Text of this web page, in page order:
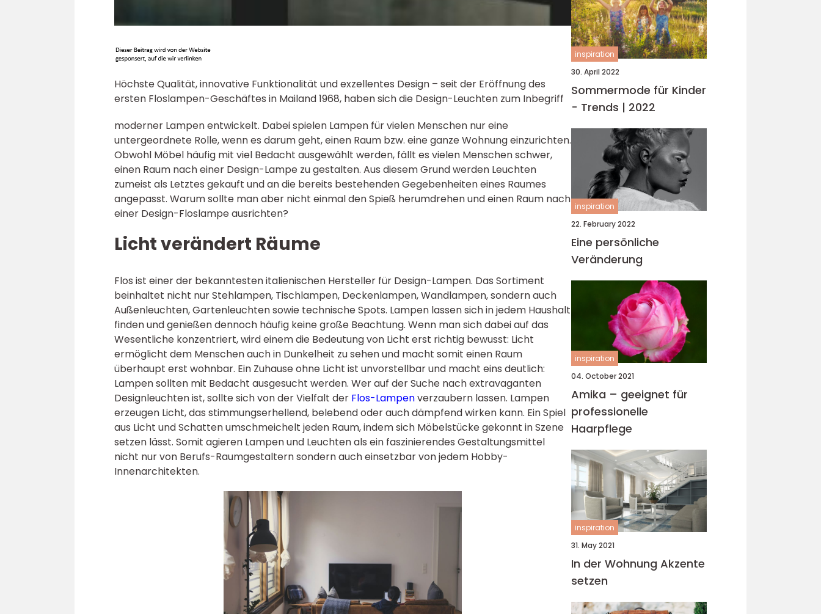
Höchste Qualität, innovative Funktionalität und exzellentes Design – seit der Eröffnung des
ersten Floslampen-Geschäftes in Mailand 1968, haben sich die Design-Leuchten zum Inbegriff
moderner Lampen entwickelt. Dabei spielen Lampen für vielen Menschen nur eine
untergeordnete Rolle, wenn es darum geht, einen Raum bzw. eine ganze Wohnung einzurichten.
Obwohl Möbel häufig mit viel Bedacht ausgewählt werden, fällt es vielen Menschen schwer,
einen Raum nach einer Design-Lampe zu gestalten. Aus diesem Grund werden Leuchten
zumeist als Letztes gekauft und an die bereits bestehenden Gegebenheiten eines Raumes
angepasst. Warum sollte man aber nicht einmal den Spieß herumdrehen und einen Raum nach
einer Design-Floslampe ausrichten?
Licht verändert Räume
Flos ist einer der bekanntesten italienischen Hersteller für Design-Lampen. Das Sortiment
beinhaltet nicht nur Stehlampen, Tischlampen, Deckenlampen, Wandlampen, sondern auch
Außenleuchten, Gartenleuchten sowie technische Spots. Lampen lassen sich in jedem Haushalt
finden und genießen dennoch häufig keine große Beachtung. Wenn man sich dabei auf das
Wesentliche konzentriert, wird einem die Bedeutung von Licht erst richtig bewusst: Licht
ermöglicht dem Menschen auch in Dunkelheit zu sehen und macht somit einen Raum
überhaupt erst wohnbar. Ein Zuhause ohne Licht ist unvorstellbar und macht eins deutlich:
Lampen sollten mit Bedacht ausgesucht werden. Wer auf der Suche nach extravaganten
Designleuchten ist, sollte sich von der Vielfalt der Flos-Lampenverzaubern lassen. Lampen
erzeugen Licht, das stimmungserhellend, belebend oder auch dämpfend wirken kann. Ein Spiel
aus Licht und Schatten umschmeichelt jeden Raum, indem sich Möbelstücke gekonnt in Szene
setzen lässt. Somit agieren Lampen und Leuchten als ein faszinierendes Gestaltungsmittel
nicht nur von Berufs-Raumgestaltern sondern auch einsetzbar von jedem Hobby-
Innenarchitekten.
inspiration
30. April 2022
Sommermode für Kinder
- Trends | 2022
inspiration
22. February 2022
Eine persönliche
Veränderung
inspiration
04. October 2021
Amika – geeignet für
professionelle
Haarpflege
inspiration
31. May 2021
In der Wohnung Akzente
setzen